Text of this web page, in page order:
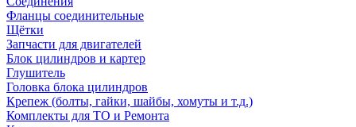
Фланцы соединительные
Щётки
Запчасти для двигателей
Блок цилиндров и картер
Глушитель
Головка блока цилиндров
Крепеж (болты, гайки, шайбы, хомуты и т.д.)
Комплекты для ТО и Ремонта